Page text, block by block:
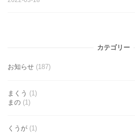
カテゴリー
お知らせ (187)
まくう (1)
まの (1)
くうが (1)